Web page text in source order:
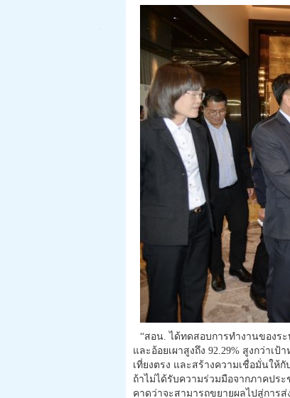
“สอน. ได้ทดสอบการทำงานของ
และอ้อยเผาสูงถึง 92.29% สูงกว่าเ
เที่ยงตรง และสร้างความเชื่อมั่นให้
ถ้าไม่ได้รับความร่วมมือจากภาคปร
คาดว่าจะสามารถขยายผลไปสู่การ